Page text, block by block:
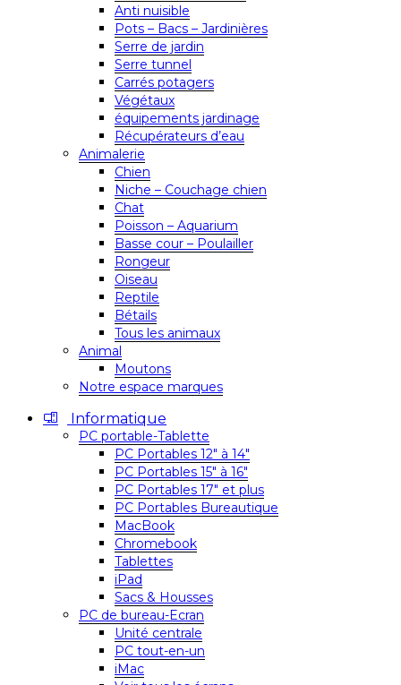
Anti nuisible
Pots – Bacs – Jardinières
Serre de jardin
Serre tunnel
Carrés potagers
Végétaux
équipements jardinage
Récupérateurs d’eau
Animalerie
Chien
Niche – Couchage chien
Chat
Poisson – Aquarium
Basse cour – Poulailler
Rongeur
Oiseau
Reptile
Bétails
Tous les animaux
Animal
Moutons
Notre espace marques
Informatique
PC portable-Tablette
PC Portables 12″ à 14″
PC Portables 15″ à 16″
PC Portables 17″ et plus
PC Portables Bureautique
MacBook
Chromebook
Tablettes
iPad
Sacs & Housses
PC de bureau-Ecran
Unité centrale
PC tout-en-un
iMac